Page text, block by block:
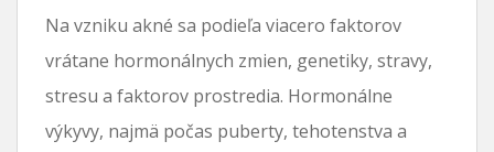
Na vzniku akné sa podieľa viacero faktorov
vrátane hormonálnych zmien, genetiky, stravy,
stresu a faktorov prostredia. Hormonálne
výkyvy, najmä počas puberty, tehotenstva a